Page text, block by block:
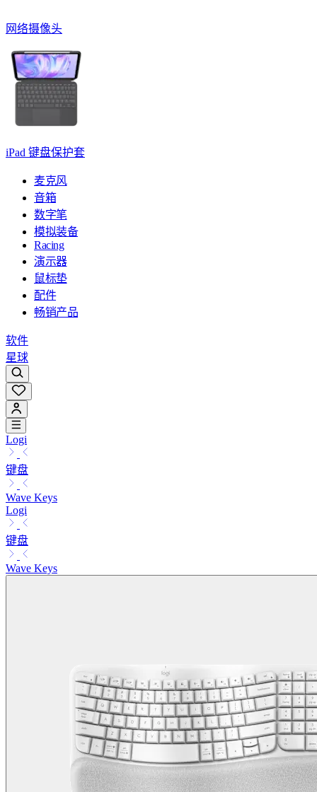
网络摄像头
iPad 键盘保护套
麦克风
音箱
数字笔
模拟装备
Racing
演示器
鼠标垫
配件
畅销产品
软件
星球
Logi
键盘
Wave Keys
Logi
键盘
Wave Keys